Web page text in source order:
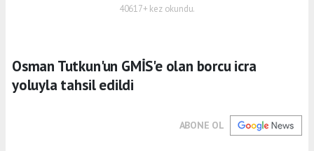
40617+ kez okundu.
Osman Tutkun'un GMİS'e olan borcu icra
yoluyla tahsil edildi
ABONE OL